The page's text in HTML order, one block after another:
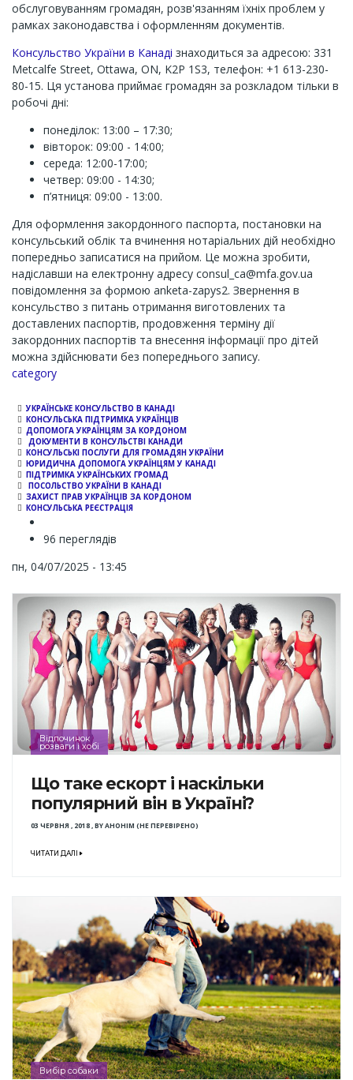
обслуговуванням громадян, розв'язанням їхніх проблем у
рамках законодавства і оформленням документів.
Консульство України в Канаді знаходиться за адресою: 331
Metcalfe Street, Ottawa, ON, K2P 1S3, телефон: +1 613-230-
80-15. Ця установа приймає громадян за розкладом тільки в
робочі дні:
понеділок: 13:00 – 17:30;
вівторок: 09:00 - 14:00;
середа: 12:00-17:00;
четвер: 09:00 - 14:30;
п’ятниця: 09:00 - 13:00.
Для оформлення закордонного паспорта, постановки на
консульський облік та вчинення нотаріальних дій необхідно
попередньо записатися на прийом. Це можна зробити,
надіславши на електронну адресу consul_ca@mfa.gov.ua
повідомлення за формою anketa-zapys2. Звернення в
консульство з питань отримання виготовлених та
доставлених паспортів, продовження терміну дії
закордонних паспортів та внесення інформації про дітей
можна здійснювати без попереднього запису.
Channel
category
УКРАЇНСЬКЕ КОНСУЛЬСТВО В КАНАДІ
КОНСУЛЬСЬКА ПІДТРИМКА УКРАЇНЦІВ
ДОПОМОГА УКРАЇНЦЯМ ЗА КОРДОНОМ
ДОКУМЕНТИ В КОНСУЛЬСТВІ КАНАДИ
КОНСУЛЬСЬКІ ПОСЛУГИ ДЛЯ ГРОМАДЯН УКРАЇНИ
ЮРИДИЧНА ДОПОМОГА УКРАЇНЦЯМ У КАНАДІ
ПІДТРИМКА УКРАЇНСЬКИХ ГРОМАД
ПОСОЛЬСТВО УКРАЇНИ В КАНАДІ
ЗАХИСТ ПРАВ УКРАЇНЦІВ ЗА КОРДОНОМ
КОНСУЛЬСЬКА РЕЄСТРАЦІЯ
96 переглядів
пн, 04/07/2025 - 13:45
Відпочинок
розваги і хобі
Що таке ескорт і наскільки
популярний він в Україні?
03 ЧЕРВНЯ , 2018,BYАНОНІМ (НЕ ПЕРЕВІРЕНО)
ЧИТАТИ ДАЛІ
Вибір собаки